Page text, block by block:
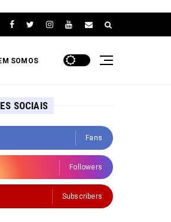
SOMOS
SOCIAIS
Fans
Followers
Subscribers